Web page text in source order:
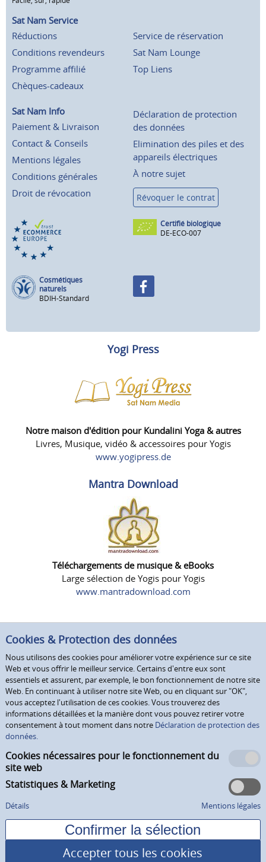
Sat Nam Service
Réductions
Conditions revendeurs
Programme affilié
Chèques-cadeaux
Service de réservation
Sat Nam Lounge
Top Liens
Sat Nam Info
Paiement & Livraison
Contact & Conseils
Mentions légales
Conditions générales
Droit de révocation
Déclaration de protection
des données
Elimination des piles et des
appareils électriques
À notre sujet
Révoquer le contrat
Certifié biologique
DE-ECO-007
Cosmétiques
naturels
BDIH-Standard
Yogi Press
Notre maison d'édition pour Kundalini Yoga & autres
Livres, Musique, vidéo & accessoires pour Yogis
www.yogipress.de
Mantra Download
Téléchargements de musique & eBooks
Large sélection de Yogis pour Yogis
www.mantradownload.com
Cookies & Protection des données
Nous utilisons des cookies pour améliorer votre expérience sur ce site
Web et vous offrir le meilleur service. Certains d'entre eux sont
essentiels et assurent, par exemple, le bon fonctionnement de notre site
Web. En continuant à utiliser notre site Web, ou en cliquant sur "OK",
vous acceptez l'utilisation de ces cookies. Vous trouverez des
informations détaillées et la manière dont vous pouvez retirer votre
consentement à tout moment dans notre Déclaration de protection des
données.
Cookies nécessaires pour le fonctionnement du
site web
Statistiques & Marketing
Détails Mentions légales
Accepter tous les cookies